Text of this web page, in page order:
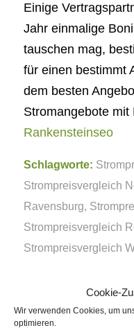
Cookie-
Wir verwenden Cookies, um
optimieren.
Einige
Jahr einmalige
tauschen mag,
für einen bestimmt
dem besten
Stromangebote mit
Rankensteinseo
Schlagworte:
Strompreisvergleich
Ravensburg
Strompreisvergleich
Strompreisvergleich
Eintrag teilen